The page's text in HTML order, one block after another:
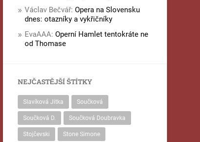
Václav Bečvář:Opera na Slovensku
dnes: otazníky a vykřičníky
EvaAAA:Operní Hamlet tentokráte ne
od Thomase
NEJČASTĚJŠÍ ŠTÍTKY
Slavíková Jitka Součková
Součková D. Součková Doubravka
Stojčevski Stone Simone